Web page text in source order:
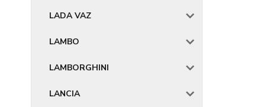
LADA VAZ
LAMBO
LAMBORGHINI
LANCIA